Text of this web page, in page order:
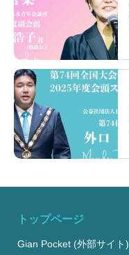
トップページ
Gian Pocket (外部サイト)